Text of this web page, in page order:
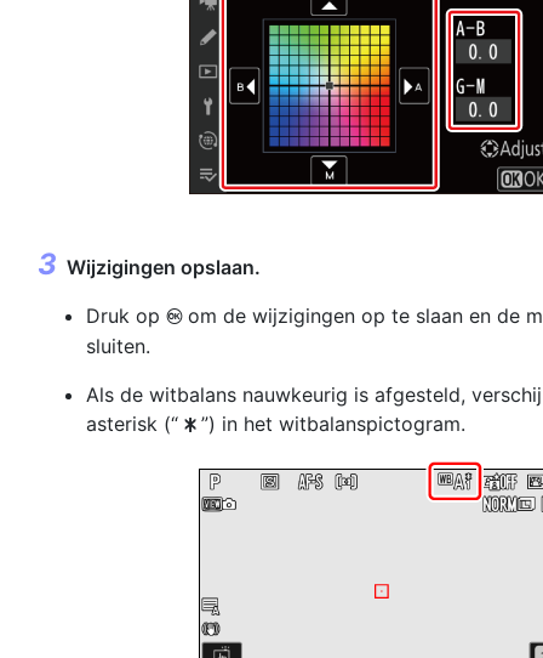
Wijzigingen opslaan.
Druk op J om de wijzigingen op te slaan en de
sluiten.
Als de witbalans nauwkeurig is afgesteld,
asterisk (“ U ”) in het witbalanspictogram.